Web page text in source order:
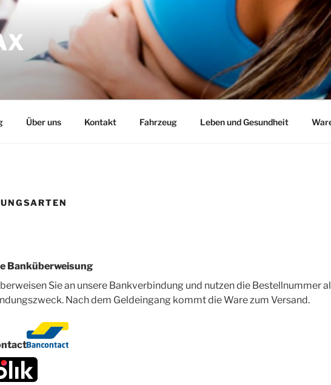
Über uns Kontakt Fahrzeug Leben und Gesundheit
Banküberweisung
Sie an unsere Bankverbindung und nutzen die Bestellnummer
Nach dem Geldeingang kommt die Ware zum Versand.